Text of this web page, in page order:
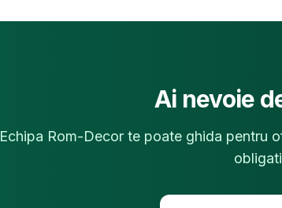
Ai nevoie
Echipa Rom-Decor te poate ghida pentru